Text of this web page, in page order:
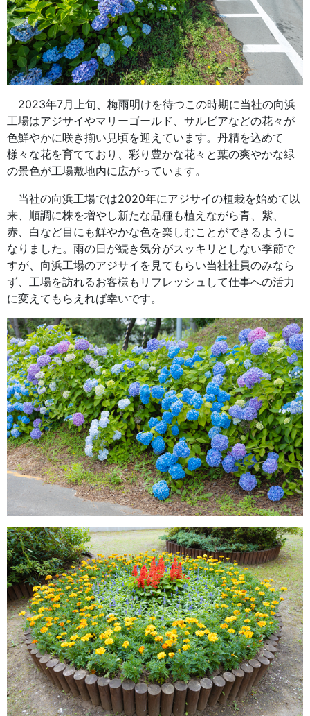
2023年7月上旬、梅雨明けを待つこの時期に当社の向浜
工場はアジサイやマリーゴールド、サルビアなどの花々が
色鮮やかに咲き揃い見頃を迎えています。丹精を込めて
様々な花を育てており、彩り豊かな花々と葉の爽やかな緑
の景色が工場敷地内に広がっています。
当社の向浜工場では2020年にアジサイの植栽を始めて以
来、順調に株を増やし新たな品種も植えながら青、紫、
赤、白など目にも鮮やかな色を楽しむことができるように
なりました。雨の日が続き気分がスッキリとしない季節で
すが、向浜工場のアジサイを見てもらい当社社員のみなら
ず、工場を訪れるお客様もリフレッシュして仕事への活力
に変えてもらえれば幸いです。